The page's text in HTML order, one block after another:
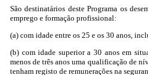
São destinatários deste Programa os
emprego e formação profissional:
(a) com idade entre os 25 e os 30 anos,
(b) com idade superior a 30 anos em
menos de três anos uma qualificação de
tenham registo de remunerações na